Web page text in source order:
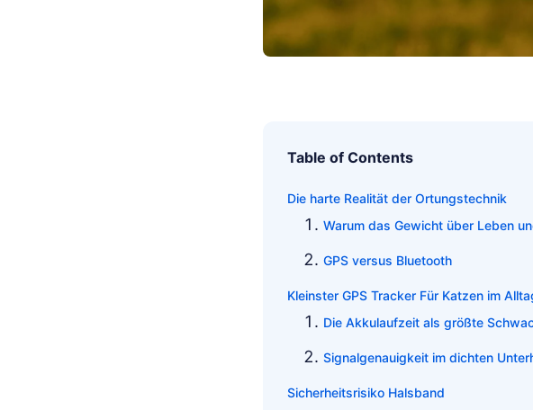
Table of Contents
Die harte Realität der Ortungstechnik
Warum das Gewicht über Leben
GPS versus Bluetooth
Kleinster GPS Tracker Für Katzen im
Die Akkulaufzeit als größte
Signalgenauigkeit im dichten
Sicherheitsrisiko Halsband